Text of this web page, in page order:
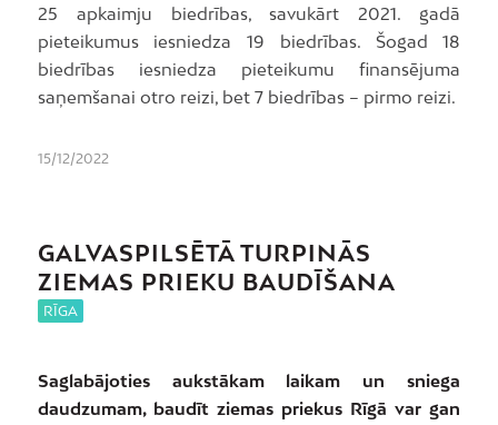
25 apkaimju biedrības, savukārt 2021. gadā
pieteikumus iesniedza 19 biedrības. Šogad 18
biedrības iesniedza pieteikumu finansējuma
saņemšanai otro reizi, bet 7 biedrības – pirmo reizi.
15/12/2022
GALVASPILSĒTĀ TURPINĀS
ZIEMAS PRIEKU BAUDĪŠANA
RĪGA
Saglabājoties aukstākam laikam un sniega
daudzumam, baudīt ziemas priekus Rīgā var gan